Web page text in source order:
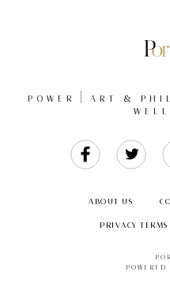
POWER ART &
ABOUT US
PRIVACY TERMS
POWERED